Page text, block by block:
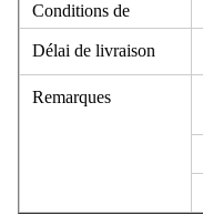
Conditions de
paiement
Délai de livraison
Remarques